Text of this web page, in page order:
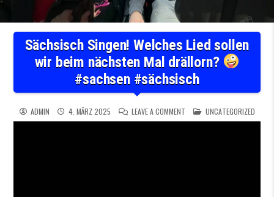
Sächsisch Singen! Welches Lied sollen
wir beim nächsten Mal drällorn?
#sachsen #sächsisch
ADMIN 4. MÄRZ 2025 LEAVE A COMMENTON SÄCHSISCH SINGEN!
POSTED IN
UNCATEGORIZED